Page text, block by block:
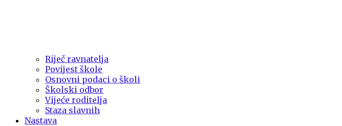
Riječ ravnatelja
Povijest škole
Osnovni podaci o školi
Školski odbor
Vijeće roditelja
Staza slavnih
Nastava